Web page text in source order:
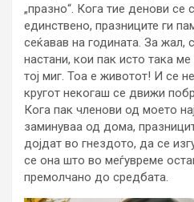
„празно“. Кога тие денови се
единствено, празниците ги
сеќавав на годината. За жал,
настани, кои пак исто така
тој миг. Тоа е животот! И се
кругот некогаш се движи
Кога пак членови од моето
заминуваа од дома,
дојдат во гнездото, да се
се она што во меѓувреме
премолчано до средбата.